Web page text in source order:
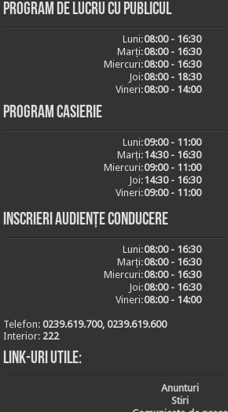
Program de lucru cu publicul
Luni:08:00 - 16:30
Marți:08:00 - 16:30
Miercuri:08:00 - 16:30
Joi:08:00 - 18:30
Vineri:08:00 - 14:00
Program casierie
Luni:09:00 - 11:00
Marți:14:30 - 16:30
Miercuri:09:00 - 11:00
Joi:14:30 - 16:30
Vineri:09:00 - 11:00
Inscrieri audiențe conducere
Luni:08:00 - 16:30
Marți:08:00 - 16:30
Miercuri:08:00 - 16:30
Joi:08:00 - 16:30
Vineri:08:00 - 14:00
Telefon:0239.619.700, 0239.619.600
Interior: 222
Link-uri utile:
Anunturi
Stiri